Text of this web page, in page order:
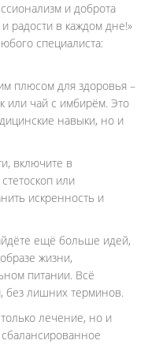
и доброта
радости в каждом дне!»
специалиста:
плюсом для здоровья –
или чай с имбирём. Это
навыки, но и
включите в
или
искренность и
ещё больше идей,
жизни,
питании. Всё
без лишних терминов.
лечение, но и